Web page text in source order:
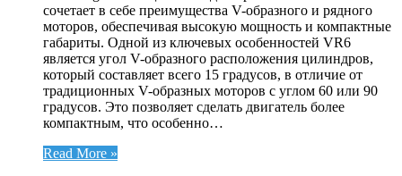
сочетает в себе преимущества V-образного и рядного
моторов, обеспечивая высокую мощность и компактные
габариты. Одной из ключевых особенностей VR6
является угол V-образного расположения цилиндров,
который составляет всего 15 градусов, в отличие от
традиционных V-образных моторов с углом 60 или 90
градусов. Это позволяет сделать двигатель более
компактным, что особенно…
Read More »